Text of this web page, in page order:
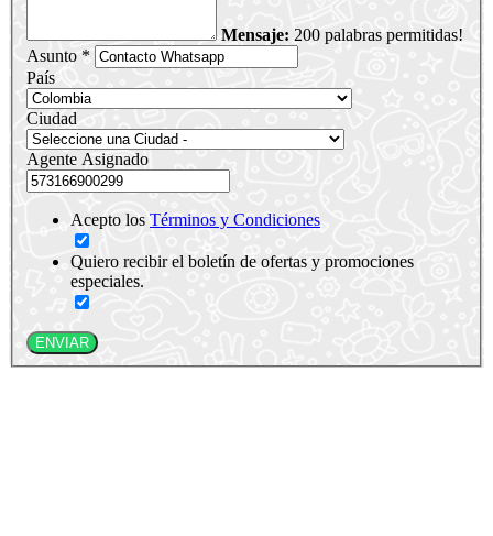
Mensaje: 200 palabras permitidas!
Asunto *
País
Ciudad
Agente Asignado
Acepto los Términos y Condiciones
Quiero recibir el boletín de ofertas y promociones
especiales.
ENVIAR